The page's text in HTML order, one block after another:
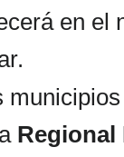
en el
Regional